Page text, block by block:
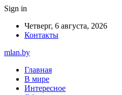
Sign in
Четверг, 6 августа, 2026
Контакты
mlan.by
Главная
В мире
Интересное